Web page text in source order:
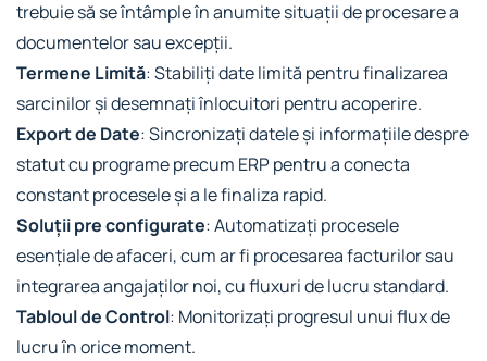
trebuie să se întâmple în anumite situații de procesare a
documentelor sau excepții.
Termene Limită: Stabiliți date limită pentru finalizarea
sarcinilor și desemnați înlocuitori pentru acoperire.
Export de Date: Sincronizați datele și informațiile despre
statut cu programe precum ERP pentru a conecta
constant procesele și a le finaliza rapid.
Soluții pre configurate: Automatizați procesele
esențiale de afaceri, cum ar fi procesarea facturilor sau
integrarea angajaților noi, cu fluxuri de lucru standard.
Tabloul de Control: Monitorizați progresul unui flux de
lucru în orice moment.